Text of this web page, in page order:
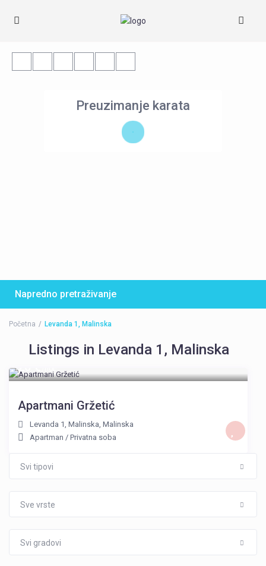
Preuzimanje karata
Napredno pretraživanje
Početna Levanda 1, Malinska
Listings in Levanda 1, Malinska
20 €
Apartmani Gržetić
Levanda 1, Malinska,Malinska
Apartman /Privatna soba
Svi tipovi
Sve vrste
Svi gradovi